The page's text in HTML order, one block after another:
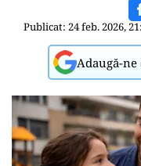
Publicat: 24 feb. 2026,
Adaugă-